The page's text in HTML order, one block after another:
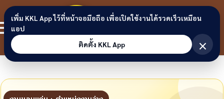
Skip to content
ขอนแก่น
ลิงก์
เพิ่ม KKL App ไว้ที่หน้าจอมือถือ เพื่อเปิดใช้งานได้รวดเร็วเหมือน
แอป
ติดตั้ง KKL App
×